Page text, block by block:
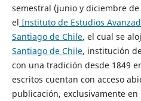
semestral (junio y diciembre
el Instituto de Estudios
Santiago de Chile, el cual se
Santiago de Chile, institución
con una tradición desde 1849
escritos cuentan con acceso
publicación, exclusivamente